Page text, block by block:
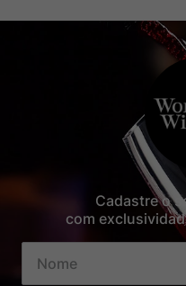
Cadastre o
com